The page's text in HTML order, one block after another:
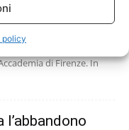
policy
sculture italiane.
di Firenze. In
l’abbandono